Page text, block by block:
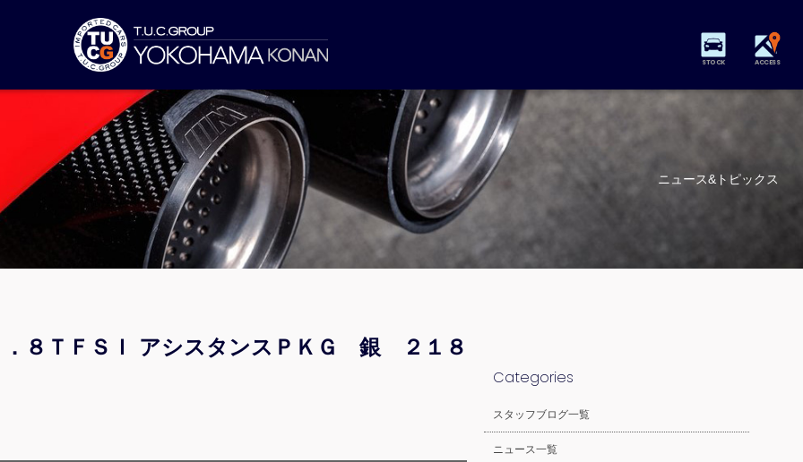
STOCK ACCESS
ニュース&トピックス
．８ＴＦＳＩ アシスタンスＰＫＧ 銀 ２１８
Categories
スタッフブログ一覧
ニュース一覧